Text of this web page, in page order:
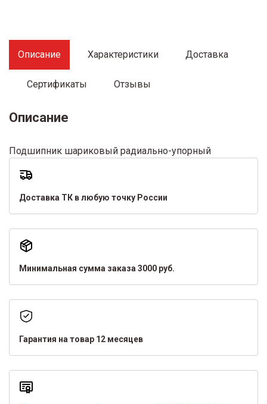
Описание Характеристики Доставка
Сертификаты Отзывы
Описание
Подшипник шариковый радиально-упорный
Доставка ТК в любую точку России
Минимальная сумма заказа 3000 руб.
Гарантия на товар 12 месяцев